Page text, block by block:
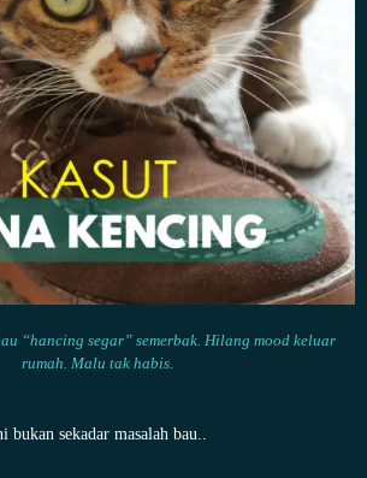
“hancing segar” semerbak. Hilang mood keluar
rumah. Malu tak habis.
bukan sekadar masalah bau..